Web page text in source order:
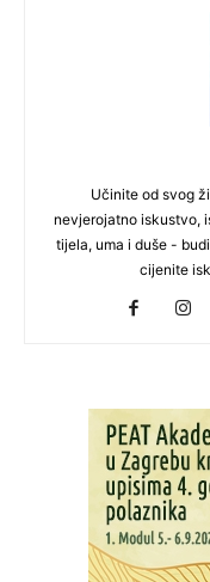
Učinite od svog
nevjerojatno iskustvo,
tijela, uma i duše -
cijenite